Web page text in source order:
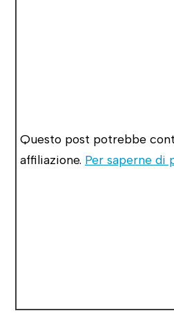
Questo post potrebbe
affiliazione. Per saperne di